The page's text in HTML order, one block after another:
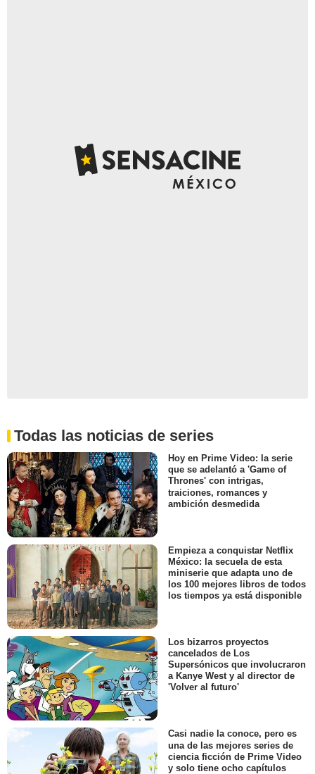
Todas las noticias de series
Hoy en Prime Video: la serie
que se adelantó a 'Game of
Thrones' con intrigas,
traiciones, romances y
ambición desmedida
Empieza a conquistar Netflix
México: la secuela de esta
miniserie que adapta uno de
los 100 mejores libros de todos
los tiempos ya está disponible
Los bizarros proyectos
cancelados de Los
Supersónicos que involucraron
a Kanye West y al director de
'Volver al futuro'
Casi nadie la conoce, pero es
una de las mejores series de
ciencia ficción de Prime Video
y solo tiene ocho capítulos